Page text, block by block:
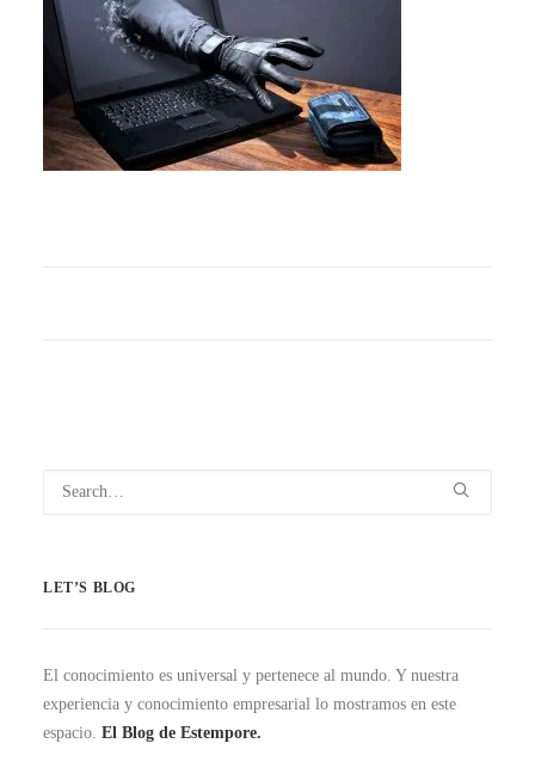
LET’S BLOG
El conocimiento es universal y pertenece al mundo. Y nuestra
experiencia y conocimiento empresarial lo mostramos en este
espacio. El Blog de Estempore.